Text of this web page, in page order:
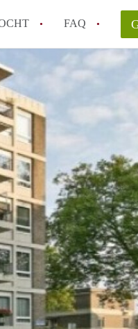
FAQ
AppartementDenBosch!
om te reageren op een
van
bemiddelingsvergoeding?
vragen